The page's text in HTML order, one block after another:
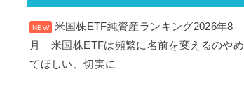
米国株ETF純資産ランキング2026年8
月 米国株ETFは頻繁に名前を変えるのやめ
てほしい、切実に